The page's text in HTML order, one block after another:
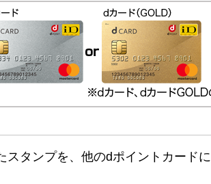
スタンプを、他のdポイントカード